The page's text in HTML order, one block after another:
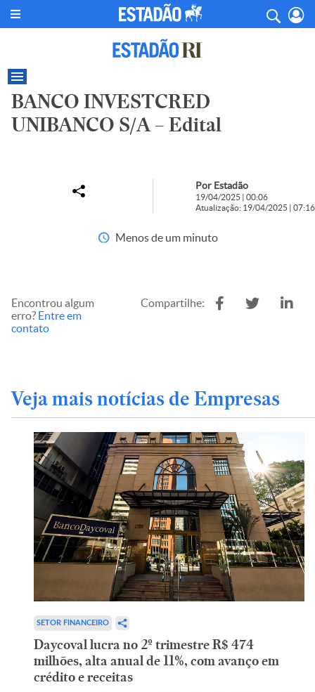
BANCO INVESTCRED
UNIBANCO S/A – Edital
Por Estadão
19/04/2025 | 00:06
Atualização: 19/04/2025 | 07:16
Menos de um minuto
Encontrou algum
erro? Entre em
contato
Compartilhe:
Veja mais notícias de Empresas
SETOR FINANCEIRO
Daycoval lucra no 2º trimestre R$ 474
milhões, alta anual de 11%, com avanço em
crédito e receitas